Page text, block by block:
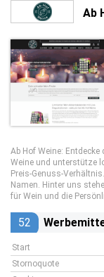
Ab
Ab Hof Weine:
Weine und unterstütze
Preis-Genuss-
Namen. Hinter uns
für Wein und die
52
Start
Stornoquote